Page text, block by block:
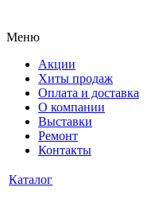
Меню
Акции
Хиты продаж
Оплата и доставка
О компании
Выставки
Ремонт
Контакты
Каталог